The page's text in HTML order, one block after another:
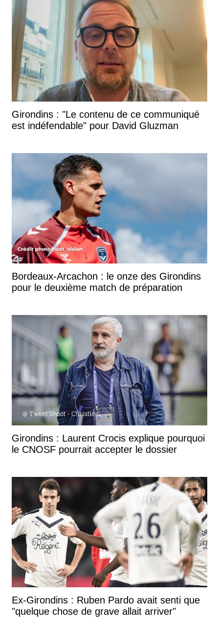
Girondins : "Le contenu de ce communiqué
est indéfendable" pour David Gluzman
Bordeaux-Arcachon : le onze des Girondins
pour le deuxième match de préparation
Girondins : Laurent Crocis explique pourquoi
le CNOSF pourrait accepter le dossier
Ex-Girondins : Ruben Pardo avait senti que
"quelque chose de grave allait arriver"